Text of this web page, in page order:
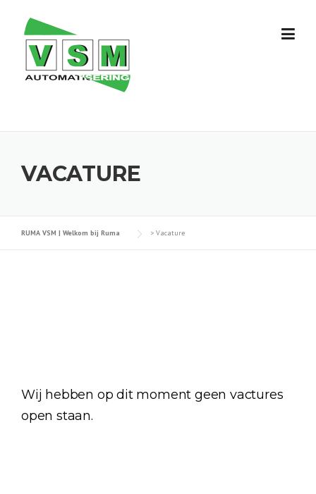
content
VACATURE
RUMA VSM | Welkom bij Ruma > Vacature
Wij hebben op dit moment geen vactures
open staan.